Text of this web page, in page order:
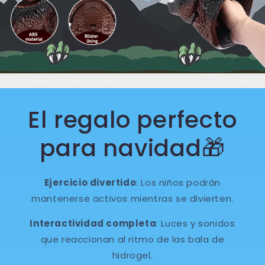
El regalo perfecto
para navidad🎁
Ejercicio divertido: Los niños podrán
mantenerse activos mientras se divierten.
Interactividad completa: Luces y sonidos
que reaccionan al ritmo de las bala de
hidrogel.